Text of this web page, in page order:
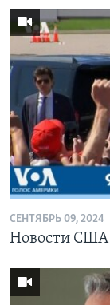
Языки
СЕНТЯБРЬ 09, 2024
Новости США